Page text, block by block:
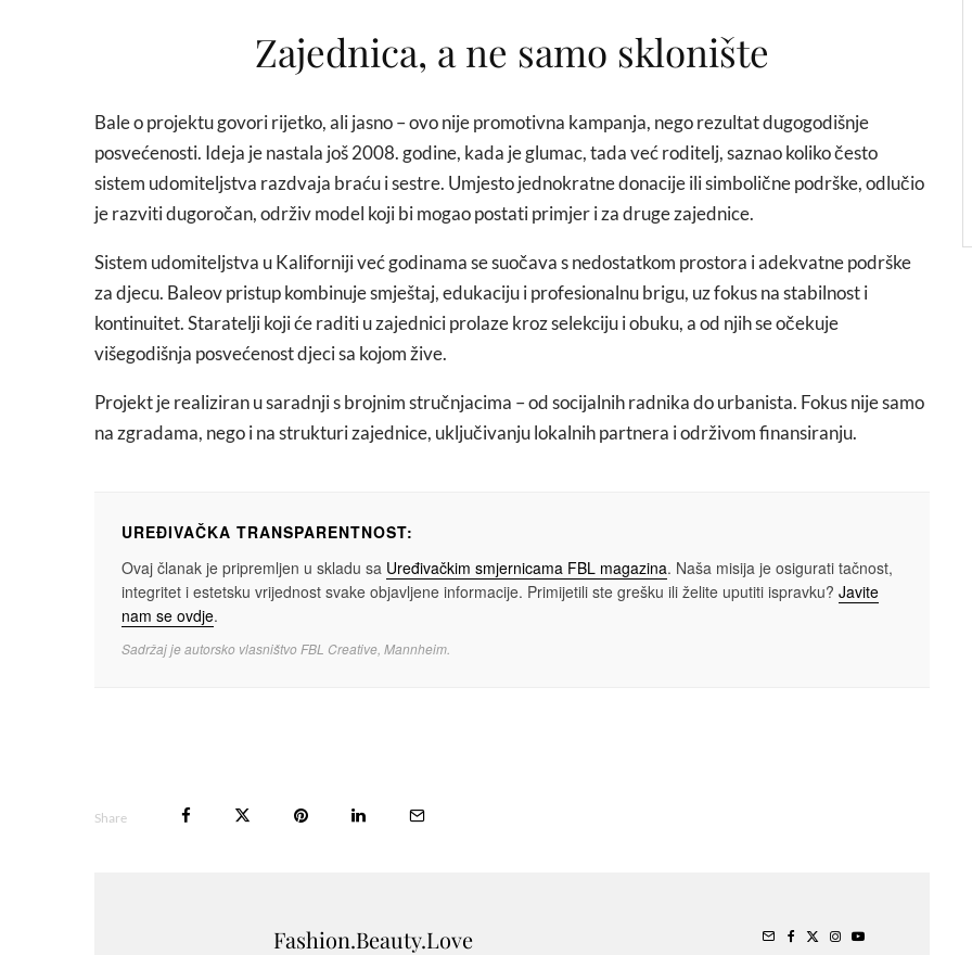
Zajednica, a ne samo sklonište
Bale o projektu govori rijetko, ali jasno – ovo nije promotivna kampanja, nego rezultat dugogodišnje
posvećenosti. Ideja je nastala još 2008. godine, kada je glumac, tada već roditelj, saznao koliko često
sistem udomiteljstva razdvaja braću i sestre. Umjesto jednokratne donacije ili simbolične podrške, odlučio
je razviti dugoročan, održiv model koji bi mogao postati primjer i za druge zajednice.
Sistem udomiteljstva u Kaliforniji već godinama se suočava s nedostatkom prostora i adekvatne podrške
za djecu. Baleov pristup kombinuje smještaj, edukaciju i profesionalnu brigu, uz fokus na stabilnost i
kontinuitet. Staratelji koji će raditi u zajednici prolaze kroz selekciju i obuku, a od njih se očekuje
višegodišnja posvećenost djeci sa kojom žive.
Projekt je realiziran u saradnji s brojnim stručnjacima – od socijalnih radnika do urbanista. Fokus nije samo
na zgradama, nego i na strukturi zajednice, uključivanju lokalnih partnera i održivom finansiranju.
UREĐIVAČKA TRANSPARENTNOST:
Ovaj članak je pripremljen u skladu sa Uređivačkim smjernicama FBL magazina. Naša misija je osigurati tačnost,
integritet i estetsku vrijednost svake objavljene informacije. Primijetili ste grešku ili želite uputiti ispravku? Javite
nam se ovdje.
Sadržaj je autorsko vlasništvo FBL Creative, Mannheim.
Share
Fashion.Beauty.Love